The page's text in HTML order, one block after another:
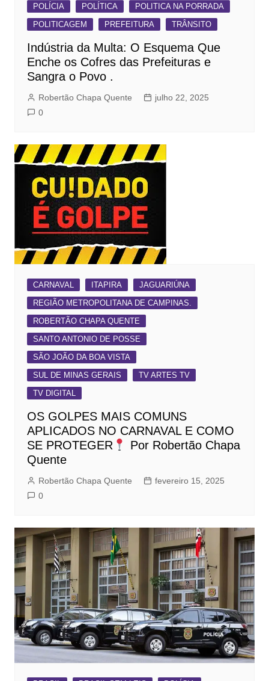
POLÍCIA POLÍTICA
POLITICA NA PORRADA
POLITICAGEM
PREFEITURA TRÂNSITO
Indústria da Multa: O Esquema Que
Enche os Cofres das Prefeituras e
Sangra o Povo .
Robertão Chapa Quente
julho 22, 2025
0
CARNAVAL ITAPIRA
JAGUARIÚNA
REGIÃO METROPOLITANA DE CAMPINAS.
ROBERTÃO CHAPA QUENTE
SANTO ANTONIO DE POSSE
SÃO JOÃO DA BOA VISTA
SUL DE MINAS GERAIS
TV ARTES TV
TV DIGITAL
OS GOLPES MAIS COMUNS
APLICADOS NO CARNAVAL E COMO
SE PROTEGER
Por Robertão Chapa
Quente
Robertão Chapa Quente
fevereiro 15, 2025
0